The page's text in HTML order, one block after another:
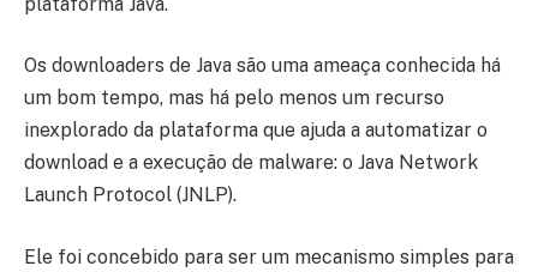
Os downloaders de Java são uma ameaça conhecida há
um bom tempo, mas há pelo menos um recurso
inexplorado da plataforma que ajuda a automatizar o
download e a execução de malware: o Java Network
Launch Protocol (JNLP).
Ele foi concebido para ser um mecanismo simples para